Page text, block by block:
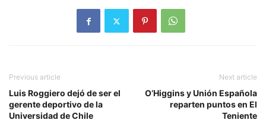
Previous article
Luis Roggiero dejó de ser el
gerente deportivo de la
Universidad de Chile
Next article
O’Higgins y Unión Española
reparten puntos en El
Teniente